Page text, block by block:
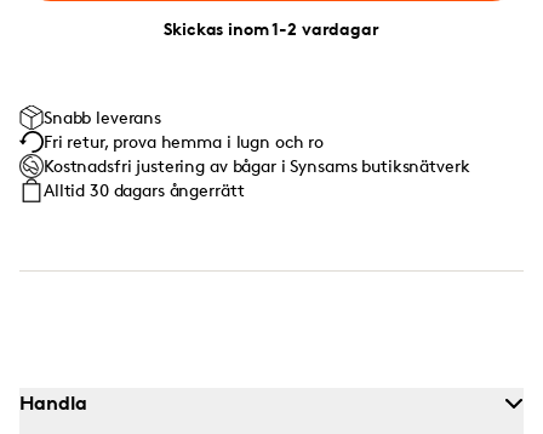
Skickas inom 1-2 vardagar
Snabb leverans
Fri retur, prova hemma i lugn och ro
Kostnadsfri justering av bågar i Synsams butiksnätverk
Alltid 30 dagars ångerrätt
Handla